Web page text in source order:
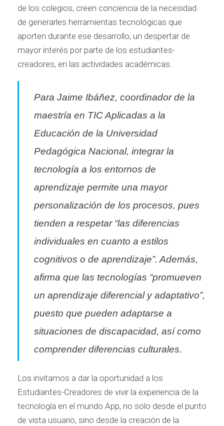
de los colegios, creen conciencia de la necesidad
de generarles herramientas tecnológicas que
aporten durante ese desarrollo, un despertar de
mayor interés por parte de los estudiantes-
creadores, en las actividades académicas.
Para Jaime Ibáñez, coordinador de la
maestría en TIC Aplicadas a la
Educación de la Universidad
Pedagógica Nacional, integrar la
tecnología a los entornos de
aprendizaje permite una mayor
personalización de los procesos, pues
tienden a respetar “las diferencias
individuales en cuanto a estilos
cognitivos o de aprendizaje”. Además,
afirma que las tecnologías “promueven
un aprendizaje diferencial y adaptativo”,
puesto que pueden adaptarse a
situaciones de discapacidad, así como
comprender diferencias culturales.
Los invitamos a dar la oportunidad a los
Estudiantes-Creadores de vivir la experiencia de la
tecnología en el mundo App, no solo desde el punto
de vista usuario, sino desde la creación de la